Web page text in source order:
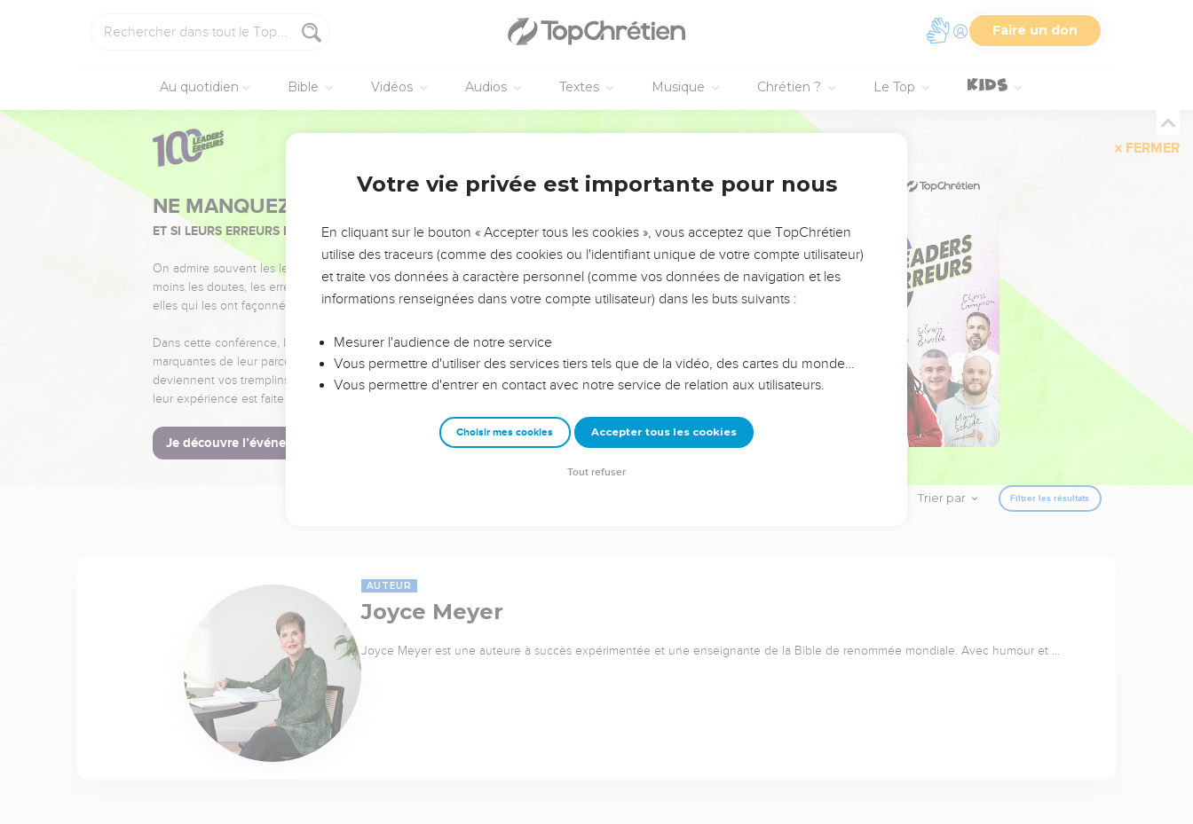
Faire un don
Au quotidien Bible Vidéos Audios Textes Musique Chrétien ? Le Top
FERMER
NE MANQUEZ PAS L’ÉVÉNEMENT DE L’ANNÉE !
ET SI LEURS ERREURS POUVAIENT VOUS ÉVITER LES VOTRES ?
On admire souvent les leaders pour leurs réussites, leur impact, leur foi ou leur vision. Mais on voit
moins les doutes, les erreurs et les saisons difficiles qu'ils ont traversés, alors même que ce sont
elles qui les ont façonnés.
Dans cette conférence, leaders, entrepreneurs, et responsables reviennent sur les erreurs
marquantes de leur parcours et les clés pour avancer avec plus de sagesse afin que leurs erreurs
deviennent vos tremplins. Que vous guidiez un ministère, une équipe, un groupe ou une famille,
leur expérience est faite pour vous.
Je découvre l’événement
Trier par Filtrer les résultats
AUTEUR
Joyce Meyer
Joyce Meyer est une auteure à succès expérimentée et une enseignante de la Bible de renommée mondiale. Avec humour et …
Votre vie privée est importante pour nous
En cliquant sur le bouton « Accepter tous les cookies », vous acceptez que TopChrétien
utilise des traceurs (comme des cookies ou l'identifiant unique de votre compte utilisateur)
et traite vos données à caractère personnel (comme vos données de navigation et les
informations renseignées dans votre compte utilisateur) dans les buts suivants :
Mesurer l'audience de notre service
Vous permettre d'utiliser des services tiers tels que de la vidéo, des cartes du monde…
Vous permettre d'entrer en contact avec notre service de relation aux utilisateurs.
Choisir mes cookies Accepter tous les cookies
Tout refuser